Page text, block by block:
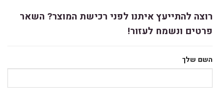
רוצה להתייעץ איתנו לפני רכישת המוצר? השאר
פרטים ונשמח לעזור!
השם שלך